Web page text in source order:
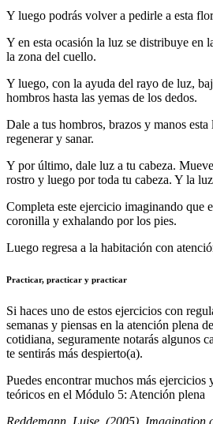
Y luego podrás volver a pedirle a esta
Y en esta ocasión la luz se distribuye en
la zona del cuello.
Y luego, con la ayuda del rayo de luz,
hombros hasta las yemas de los dedos.
Dale a tus hombros, brazos y manos
regenerar y sanar.
Y por último, dale luz a tu cabeza.
rostro y luego por toda tu cabeza. Y la
Completa este ejercicio imaginando que
coronilla y exhalando por los pies.
Luego regresa a la habitación con
Practicar, practicar y practicar
Si haces uno de estos ejercicios con
semanas y piensas en la atención plena
cotidiana, seguramente notarás algunos
te sentirás más despierto(a).
Puedes encontrar muchos más ejercicios
teóricos en el Módulo 5: Atención plena
Reddemann, Luise. (2005). Imagination